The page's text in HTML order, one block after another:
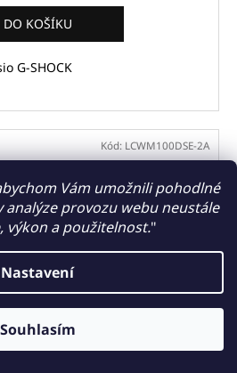
Vám umožnili pohodlné
provozu webu neustále
výkon a použitelnost."
Nastavení
Souhlasímtahů, test vodotěsnosti,
DO KOŠÍKU
G-SHOCK
Kód: LCWM100DSE-2A